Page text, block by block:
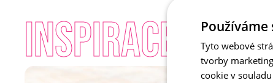
INSPIRACE -Tyto webové
tvorby
cookie v